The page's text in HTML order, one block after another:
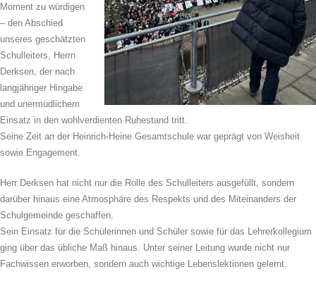
Moment zu würdigen
– den Abschied
unseres geschätzten
Schulleiters, Herrn
Derksen, der nach
langjähriger Hingabe
und unermüdlichem
Einsatz in den wohlverdienten Ruhestand tritt.
Seine Zeit an der Heinrich-Heine Gesamtschule war geprägt von Weisheit
sowie Engagement.
Herr Derksen hat nicht nur die Rolle des Schulleiters ausgefüllt, sondern
darüber hinaus eine Atmosphäre des Respekts und des Miteinanders der
Schulgemeinde geschaffen.
Sein Einsatz für die Schülerinnen und Schüler sowie für das Lehrerkollegium
ging über das übliche Maß hinaus. Unter seiner Leitung wurde nicht nur
Fachwissen erworben, sondern auch wichtige Lebenslektionen gelernt.